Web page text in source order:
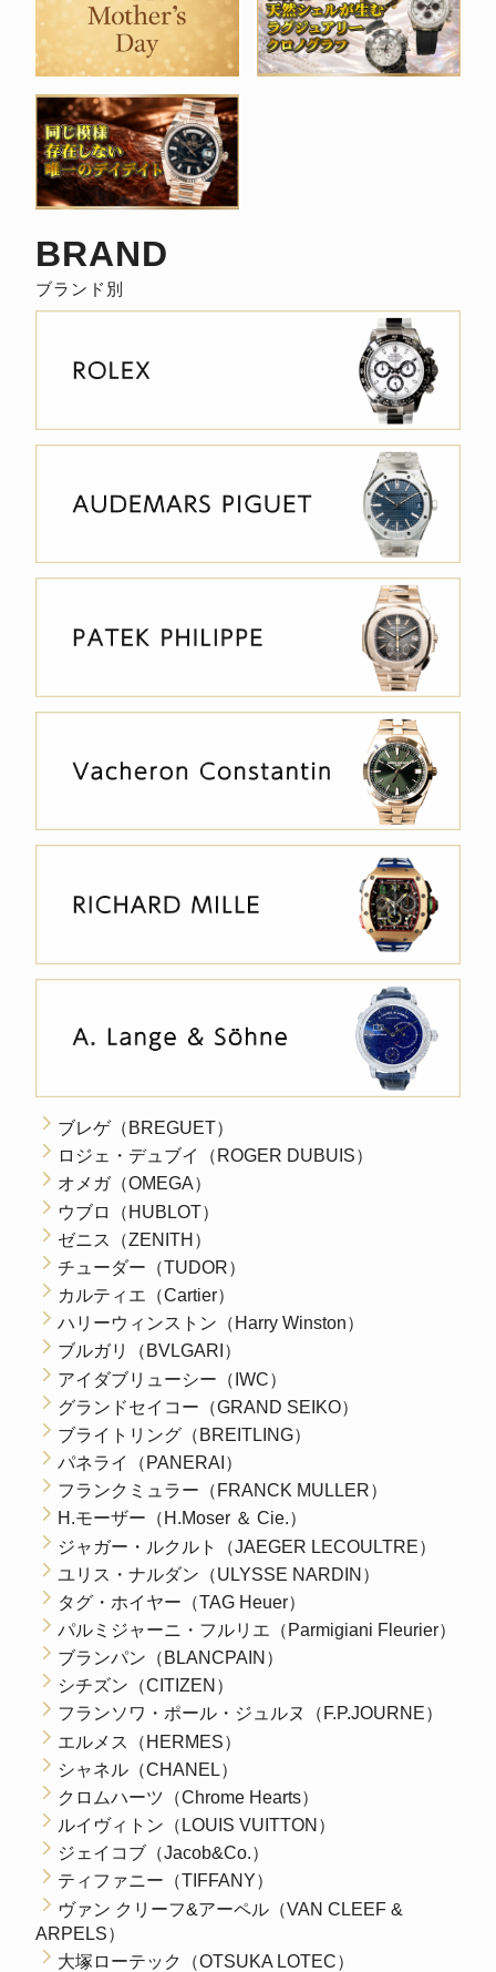
BRAND
ブレゲ（BREGUET）
ロジェ・デュブイ（ROGER DUBUIS）
オメガ（OMEGA）
ウブロ（HUBLOT）
ゼニス（ZENITH）
チューダー（TUDOR）
カルティエ（Cartier）
ハリーウィンストン（Harry Winston）
ブルガリ（BVLGARI）
アイダブリューシー（IWC）
グランドセイコー（GRAND SEIKO）
ブライトリング（BREITLING）
パネライ（PANERAI）
フランクミュラー（FRANCK MULLER）
H.モーザー（H.Moser ＆ Cie.）
ジャガー・ルクルト（JAEGER LECOULTRE）
ユリス・ナルダン（ULYSSE NARDIN）
タグ・ホイヤー（TAG Heuer）
パルミジャーニ・フルリエ（Parmigiani Fleurier）
ブランパン（BLANCPAIN）
シチズン（CITIZEN）
フランソワ・ポール・ジュルヌ（F.P.JOURNE）
エルメス（HERMES）
シャネル（CHANEL）
クロムハーツ（Chrome Hearts）
ルイヴィトン（LOUIS VUITTON）
ジェイコブ（Jacob&Co.）
ティファニー（TIFFANY）
ヴァン クリーフ&アーペル（VAN CLEEF &
ARPELS）
大塚ローテック（OTSUKA LOTEC）